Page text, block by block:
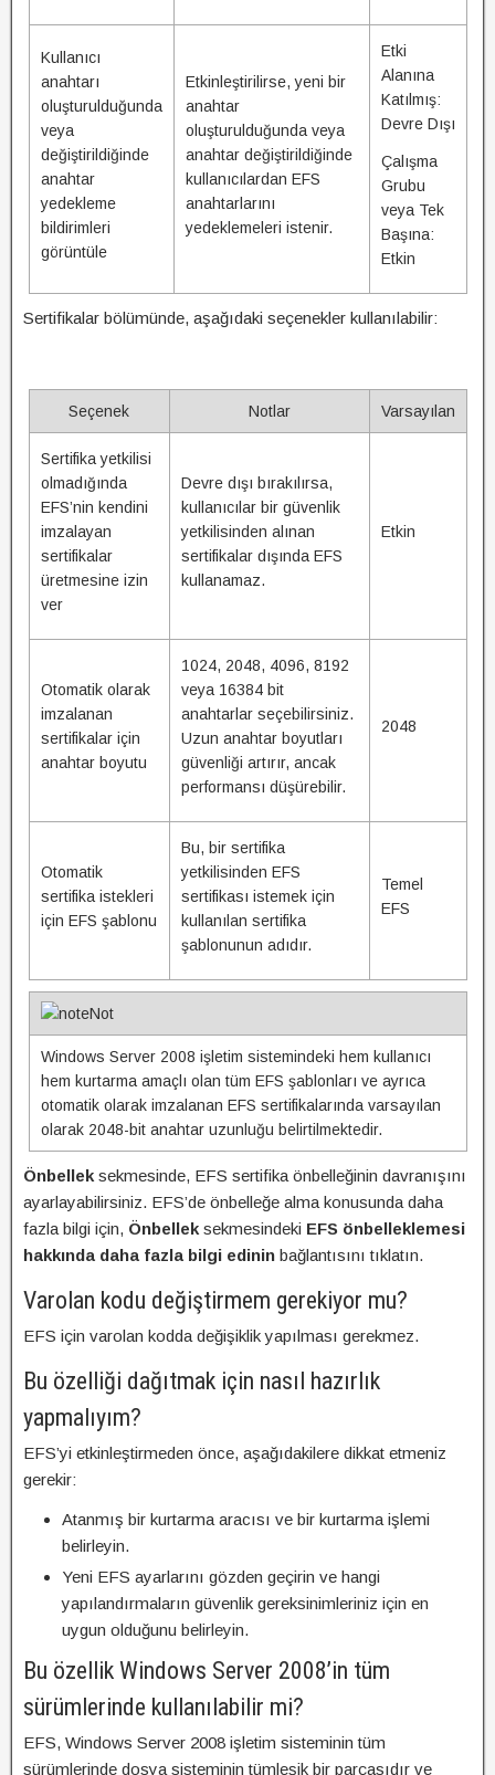
Kullanıcı
anahtarı
oluşturulduğunda
veya
değiştirildiğinde
anahtar
yedekleme
bildirimleri
görüntüle
Etkinleştirilirse, yeni bir
anahtar
oluşturulduğunda veya
anahtar değiştirildiğinde
kullanıcılardan EFS
anahtarlarını
yedeklemeleri istenir.
Etki
Alanına
Katılmış:
Devre Dışı
Çalışma
Grubu
veya Tek
Başına:
Etkin
Sertifikalar bölümünde, aşağıdaki seçenekler kullanılabilir:
Seçenek Notlar Varsayılan
Sertifika yetkilisi
olmadığında
EFS’nin kendini
imzalayan
sertifikalar
üretmesine izin
ver
Devre dışı bırakılırsa,
kullanıcılar bir güvenlik
yetkilisinden alınan
sertifikalar dışında EFS
kullanamaz.
Etkin
Otomatik olarak
imzalanan
sertifikalar için
anahtar boyutu
1024, 2048, 4096, 8192
veya 16384 bit
anahtarlar seçebilirsiniz.
Uzun anahtar boyutları
güvenliği artırır, ancak
performansı düşürebilir.
2048
Otomatik
sertifika istekleri
için EFS şablonu
Bu, bir sertifika
yetkilisinden EFS
sertifikası istemek için
kullanılan sertifika
şablonunun adıdır.
Temel
EFS
Not
Windows Server 2008 işletim sistemindeki hem kullanıcı
hem kurtarma amaçlı olan tüm EFS şablonları ve ayrıca
otomatik olarak imzalanan EFS sertifikalarında varsayılan
olarak 2048-bit anahtar uzunluğu belirtilmektedir.
Önbellek sekmesinde, EFS sertifika önbelleğinin davranışını
ayarlayabilirsiniz. EFS’de önbelleğe alma konusunda daha
fazla bilgi için, Önbellek sekmesindeki EFS önbelleklemesi
hakkında daha fazla bilgi edinin bağlantısını tıklatın.
Varolan kodu değiştirmem gerekiyor mu?
EFS için varolan kodda değişiklik yapılması gerekmez.
Bu özelliği dağıtmak için nasıl hazırlık
yapmalıyım?
EFS’yi etkinleştirmeden önce, aşağıdakilere dikkat etmeniz
gerekir:
Atanmış bir kurtarma aracısı ve bir kurtarma işlemi
belirleyin.
Yeni EFS ayarlarını gözden geçirin ve hangi
yapılandırmaların güvenlik gereksinimleriniz için en
uygun olduğunu belirleyin.
Bu özellik Windows Server 2008’in tüm
sürümlerinde kullanılabilir mi?
EFS, Windows Server 2008 işletim sisteminin tüm
sürümlerinde dosya sisteminin tümleşik bir parçasıdır ve